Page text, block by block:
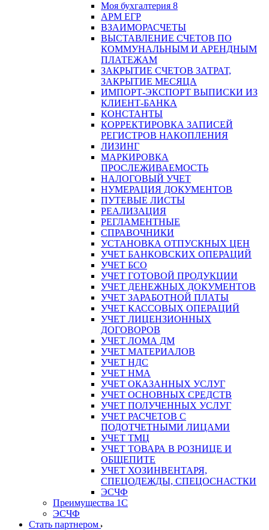
Моя бухгалтерия 8
АРМ ЕГР
ВЗАИМОРАСЧЕТЫ
ВЫСТАВЛЕНИЕ СЧЕТОВ ПО
КОММУНАЛЬНЫМ И АРЕНДНЫМ
ПЛАТЕЖАМ
ЗАКРЫТИЕ СЧЕТОВ ЗАТРАТ,
ЗАКРЫТИЕ МЕСЯЦА
ИМПОРТ-ЭКСПОРТ ВЫПИСКИ ИЗ
КЛИЕНТ-БАНКА
КОНСТАНТЫ
КОРРЕКТИРОВКА ЗАПИСЕЙ
РЕГИСТРОВ НАКОПЛЕНИЯ
ЛИЗИНГ
МАРКИРОВКА
ПРОСЛЕЖИВАЕМОСТЬ
НАЛОГОВЫЙ УЧЕТ
НУМЕРАЦИЯ ДОКУМЕНТОВ
ПУТЕВЫЕ ЛИСТЫ
РЕАЛИЗАЦИЯ
РЕГЛАМЕНТНЫЕ
СПРАВОЧНИКИ
УСТАНОВКА ОТПУСКНЫХ ЦЕН
УЧЕТ БАНКОВСКИХ ОПЕРАЦИЙ
УЧЕТ БСО
УЧЕТ ГОТОВОЙ ПРОДУКЦИИ
УЧЕТ ДЕНЕЖНЫХ ДОКУМЕНТОВ
УЧЕТ ЗАРАБОТНОЙ ПЛАТЫ
УЧЕТ КАССОВЫХ ОПЕРАЦИЙ
УЧЕТ ЛИЦЕНЗИОННЫХ
ДОГОВОРОВ
УЧЕТ ЛОМА ДМ
УЧЕТ МАТЕРИАЛОВ
УЧЕТ НДС
УЧЕТ НМА
УЧЕТ ОКАЗАННЫХ УСЛУГ
УЧЕТ ОСНОВНЫХ СРЕДСТВ
УЧЕТ ПОЛУЧЕННЫХ УСЛУГ
УЧЕТ РАСЧЕТОВ С
ПОДОТЧЕТНЫМИ ЛИЦАМИ
УЧЕТ ТМЦ
УЧЕТ ТОВАРА В РОЗНИЦЕ И
ОБЩЕПИТЕ
УЧЕТ ХОЗИНВЕНТАРЯ,
СПЕЦОДЕЖДЫ, СПЕЦОСНАСТКИ
ЭСЧФ
Преимущества 1С
ЭСЧФ
Стать партнером